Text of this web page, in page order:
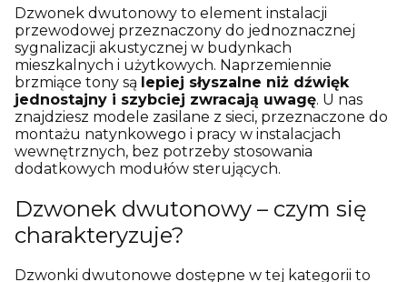
Dzwonek dwutonowy to element instalacji
przewodowej przeznaczony do jednoznacznej
sygnalizacji akustycznej w budynkach
mieszkalnych i użytkowych. Naprzemiennie
brzmiące tony są lepiej słyszalne niż dźwięk
jednostajny i szybciej zwracają uwagę. U nas
znajdziesz modele zasilane z sieci, przeznaczone do
montażu natynkowego i pracy w instalacjach
wewnętrznych, bez potrzeby stosowania
dodatkowych modułów sterujących.
Dzwonek dwutonowy – czym się
charakteryzuje?
Dzwonki dwutonowe dostępne w tej kategorii to